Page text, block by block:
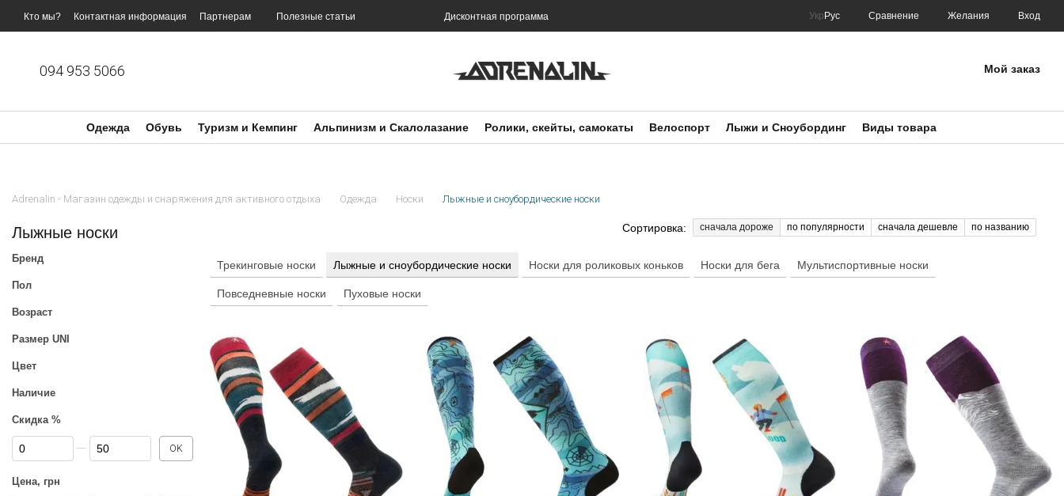
Перейти к основному контенту
Кто мы? Контактная информация Партнерам Полезные статьи Дисконтная программа Укр Рус Сравнение Желания Вход
094 953 5066 Мой заказ
Одежда Обувь Туризм и Кемпинг Альпинизм и Скалолазание Ролики, скейты, самокаты Велоспорт Лыжи и Сноубординг Виды товара
Adrenalin - Магазин одежды и снаряжения для активного отдыха Одежда Носки Лыжные и сноубордические носки
Лыжные носки Сортировка: сначала дороже по популярности сначала дешевле по названию
Трекинговые носки Лыжные и сноубордические носки Носки для роликовых коньков Носки для бега Мультиспортивные носки
Повседневные носки Пуховые носки
Бренд
Пол
Возраст
Размер UNI
Цвет
Наличие
Скидка %
От Скидка %
До Скидка % OK
Цена, грн